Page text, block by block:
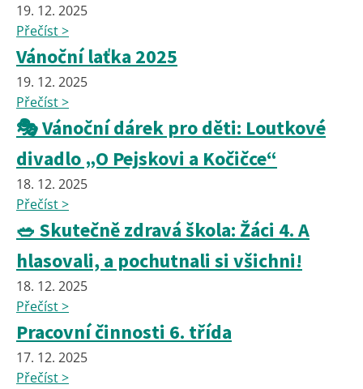
19. 12. 2025
Přečíst >
Vánoční laťka 2025
19. 12. 2025
Přečíst >
🎭 Vánoční dárek pro děti: Loutkové
divadlo „O Pejskovi a Kočičce“
18. 12. 2025
Přečíst >
🥗 Skutečně zdravá škola: Žáci 4. A
hlasovali, a pochutnali si všichni!
18. 12. 2025
Přečíst >
Pracovní činnosti 6. třída
17. 12. 2025
Přečíst >